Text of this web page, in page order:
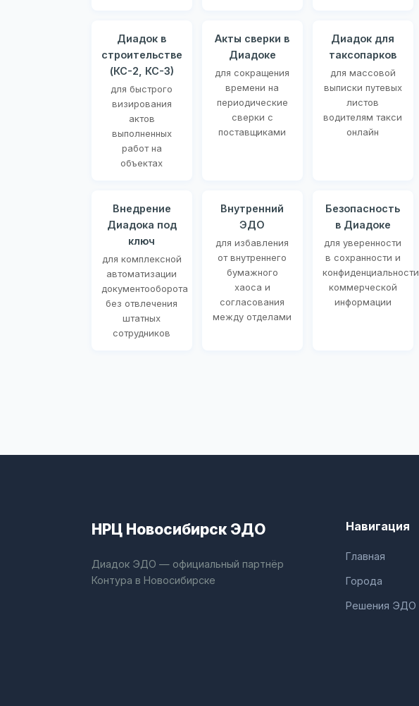
Диадок в
строительстве
(КС-2, КС-3)
для быстрого
визирования
актов
выполненных
работ на
объектах
Акты сверки в
Диадоке
для сокращения
времени на
периодические
сверки с
поставщиками
Диадок для
таксопарков
для массовой
выписки путевых
листов
водителям такси
онлайн
Внедрение
Диадока под
ключ
для комплексной
автоматизации
документооборота
без отвлечения
штатных
сотрудников
Внутренний
ЭДО
для избавления
от внутреннего
бумажного
хаоса и
согласования
между отделами
Безопасность
в Диадоке
для уверенности
в сохранности и
конфиденциальности
коммерческой
информации
НРЦ Новосибирск ЭДО
Диадок ЭДО — официальный партнёр
Контура в Новосибирске
Навигация
Главная
Города
Решения ЭДО